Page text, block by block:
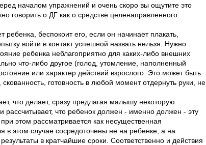
началом упражнений и очень скоро вы ощутите это
говорить о ДГ как о средстве целенаправленного
беспокоит его, если он начинает плакать,
войти в контакт успешной назвать нельзя. Нужно
ребенка неблагоприятно для каких-либо внешних
что-либо другое (голод, утомление, наполненный
или характер действий взрослого. Это может быть
готовность в любой момент отдернуть руки, не
что делает, сразу предлагая малышу некоторую
рассчитывает, что ребенок должен - именно должен - эту
этом рассматривается как несущественная
этом случае сосредоточены не на ребенке, а на
в кратчайшие сроки. Соответственно и действия